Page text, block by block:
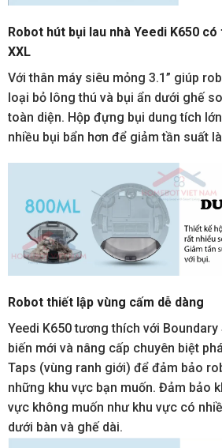
Robot hút bụi lau nhà Yeedi K650
XXL
Với thân máy siêu mỏng 3.1” giúp
loại bỏ lông thú và bụi ẩn dưới ghế
toàn diện. Hộp đựng bụi dung tích
nhiều bụi bẩn hơn để giảm tần suất
Robot thiết lập vùng cấm dễ dàng
Yeedi K650 tương thích với
biến mới và nâng cấp chuyên biệt
Taps (vùng ranh giới) để đảm bảo
những khu vực bạn muốn. Đảm bảo
vực không muốn như khu vực có
dưới bàn và ghế dài.